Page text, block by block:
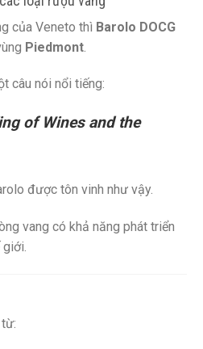
của Veneto thì Barolo DOCG
Piedmont
câu nói nổi tiếng:
of Wines and the
được tôn vinh như vậy.
vang có khả năng phát triển
giới.